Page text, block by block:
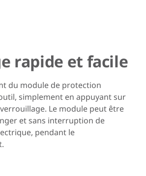
rapide et facile
du module de protection
simplement en appuyant sur
Le module peut être
et sans interruption de
pendant le